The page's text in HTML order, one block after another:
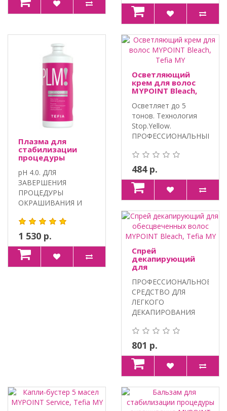
Плазма для
стабилизации
процедуры
MYPOINT Service,
Tefia MY
pH 4.0. ДЛЯ
ЗАВЕРШЕНИЯ
ПРОЦЕДУРЫ
ОКРАШИВАНИЯ И
ПИГМЕНТОВ.
ИНТЕГРИРО..
1 530 р.
Осветляющий
крем для волос
MYPOINT Bleach,
Осветляет до 5
тонов. Технология
Stop.Yellow.
ПРОФЕССИОНАЛЬНЫЙ
484 р.
Спрей
декапирующий
для
волос MYPOINT
Bleach, Tefia MY
ПРОФЕССИОНАЛЬНОЕ
СРЕДСТВО ДЛЯ
ЛЕГКОГО
ДЕКАПИРОВАНИЯ
Витамин С и..
801 р.